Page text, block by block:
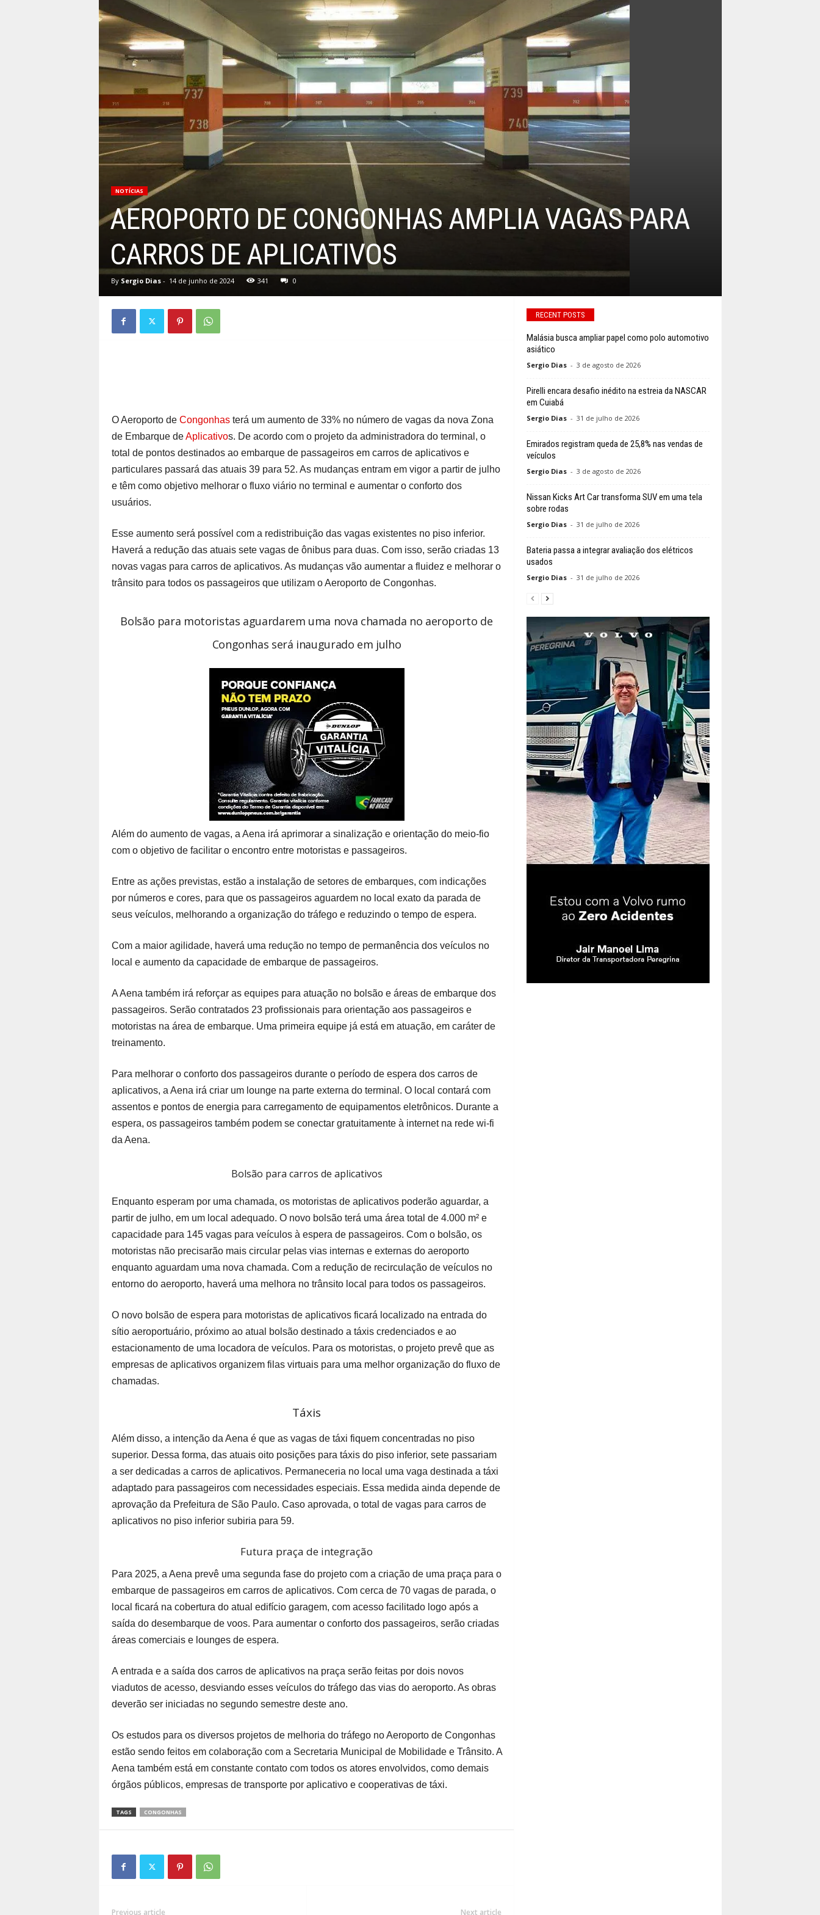
NOTÍCIAS
AEROPORTO DE CONGONHAS AMPLIA VAGAS PARA
CARROS DE APLICATIVOS
By Sergio Dias- 14 de junho de 2024 341 0
O Aeroporto de Congonhasterá um aumento de 33% no número de vagas da nova Zona
de Embarque deAplicativos. De acordo com o projeto da administradora do terminal, o
total de pontos destinados ao embarque de passageiros em carros de aplicativos e
particulares passará das atuais 39 para 52. As mudanças entram em vigor a partir de julho
e têm como objetivo melhorar o fluxo viário no terminal e aumentar o conforto dos
usuários.
Esse aumento será possível com a redistribuição das vagas existentes no piso inferior.
Haverá a redução das atuais sete vagas de ônibus para duas. Com isso, serão criadas 13
novas vagas para carros de aplicativos. As mudanças vão aumentar a fluidez e melhorar o
trânsito para todos os passageiros que utilizam o Aeroporto de Congonhas.
Bolsão para motoristas aguardarem uma nova chamada no aeroporto de
Congonhas será inaugurado em julho
Além do aumento de vagas, a Aena irá aprimorar a sinalização e orientação do meio-fio
com o objetivo de facilitar o encontro entre motoristas e passageiros.
Entre as ações previstas, estão a instalação de setores de embarques, com indicações
por números e cores, para que os passageiros aguardem no local exato da parada de
seus veículos, melhorando a organização do tráfego e reduzindo o tempo de espera.
Com a maior agilidade, haverá uma redução no tempo de permanência dos veículos no
local e aumento da capacidade de embarque de passageiros.
A Aena também irá reforçar as equipes para atuação no bolsão e áreas de embarque dos
passageiros. Serão contratados 23 profissionais para orientação aos passageiros e
motoristas na área de embarque. Uma primeira equipe já está em atuação, em caráter de
treinamento.
Para melhorar o conforto dos passageiros durante o período de espera dos carros de
aplicativos, a Aena irá criar um lounge na parte externa do terminal. O local contará com
assentos e pontos de energia para carregamento de equipamentos eletrônicos. Durante a
espera, os passageiros também podem se conectar gratuitamente à internet na rede wi-fi
da Aena.
Bolsão para carros de aplicativos
Enquanto esperam por uma chamada, os motoristas de aplicativos poderão aguardar, a
partir de julho, em um local adequado. O novo bolsão terá uma área total de 4.000 m² e
capacidade para 145 vagas para veículos à espera de passageiros. Com o bolsão, os
motoristas não precisarão mais circular pelas vias internas e externas do aeroporto
enquanto aguardam uma nova chamada. Com a redução de recirculação de veículos no
entorno do aeroporto, haverá uma melhora no trânsito local para todos os passageiros.
O novo bolsão de espera para motoristas de aplicativos ficará localizado na entrada do
sítio aeroportuário, próximo ao atual bolsão destinado a táxis credenciados e ao
estacionamento de uma locadora de veículos. Para os motoristas, o projeto prevê que as
empresas de aplicativos organizem filas virtuais para uma melhor organização do fluxo de
chamadas.
Táxis
Além disso, a intenção da Aena é que as vagas de táxi fiquem concentradas no piso
superior. Dessa forma, das atuais oito posições para táxis do piso inferior, sete passariam
a ser dedicadas a carros de aplicativos. Permaneceria no local uma vaga destinada a táxi
adaptado para passageiros com necessidades especiais. Essa medida ainda depende de
aprovação da Prefeitura de São Paulo. Caso aprovada, o total de vagas para carros de
aplicativos no piso inferior subiria para 59.
Futura praça de integração
Para 2025, a Aena prevê uma segunda fase do projeto com a criação de uma praça para o
embarque de passageiros em carros de aplicativos. Com cerca de 70 vagas de parada, o
local ficará na cobertura do atual edifício garagem, com acesso facilitado logo após a
saída do desembarque de voos. Para aumentar o conforto dos passageiros, serão criadas
áreas comerciais e lounges de espera.
A entrada e a saída dos carros de aplicativos na praça serão feitas por dois novos
viadutos de acesso, desviando esses veículos do tráfego das vias do aeroporto. As obras
deverão ser iniciadas no segundo semestre deste ano.
Os estudos para os diversos projetos de melhoria do tráfego no Aeroporto de Congonhas
estão sendo feitos em colaboração com a Secretaria Municipal de Mobilidade e Trânsito. A
Aena também está em constante contato com todos os atores envolvidos, como demais
órgãos públicos, empresas de transporte por aplicativo e cooperativas de táxi.
TAGS CONGONHAS
Previous article Next article
RECENT POSTS
Malásia busca ampliar papel como polo automotivo
asiático
Sergio Dias - 3 de agosto de 2026
Pirelli encara desafio inédito na estreia da NASCAR
em Cuiabá
Sergio Dias - 31 de julho de 2026
Emirados registram queda de 25,8% nas vendas de
veículos
Sergio Dias - 3 de agosto de 2026
Nissan Kicks Art Car transforma SUV em uma tela
sobre rodas
Sergio Dias - 31 de julho de 2026
Bateria passa a integrar avaliação dos elétricos
usados
Sergio Dias - 31 de julho de 2026